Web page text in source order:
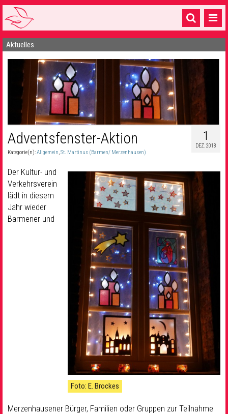
Startseite
1 Pfarrei
16 Gemeinden & mehr
Gottesdienste & Sinnsuche
Gemeinschaft & Soziales
Musik & Kultur
Seelsorge & Kontakt
Aktuelles
1
DEZ. 2018
Adventsfenster-Aktion
Kategorie(n):Allgemein,St. Martinus (Barmen/ Merzenhausen)
Foto: E. Brockes
Der Kultur- und
Verkehrsverein
lädt in diesem
Jahr wieder
Barmener und
Merzenhausener Bürger, Familien oder Gruppen zur Teilnahme